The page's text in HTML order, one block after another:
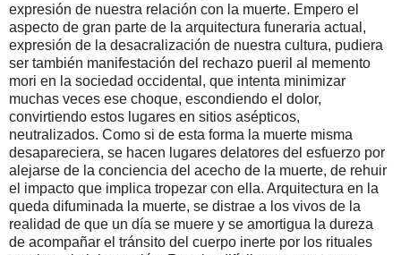
expresión de nuestra relación con la muerte. Empero el
aspecto de gran parte de la arquitectura funeraria actual,
expresión de la desacralización de nuestra cultura, pudiera
ser también manifestación del rechazo pueril al memento
mori en la sociedad occidental, que intenta minimizar
muchas veces ese choque, escondiendo el dolor,
convirtiendo estos lugares en sitios asépticos,
neutralizados. Como si de esta forma la muerte misma
desapareciera, se hacen lugares delatores del esfuerzo por
alejarse de la conciencia del acecho de la muerte, de rehuir
el impacto que implica tropezar con ella. Arquitectura en la
queda difuminada la muerte, se distrae a los vivos de la
realidad de que un día se muere y se amortigua la dureza
de acompañar el tránsito del cuerpo inerte por los rituales